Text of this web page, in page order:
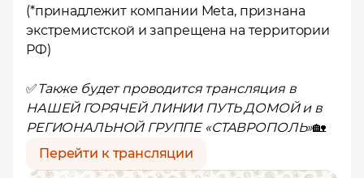
(*принадлежит компании Meta, признана
экстремистской и запрещена на территории
РФ)
✅Также будет проводится трансляция в
НАШЕЙ ГОРЯЧЕЙ ЛИНИИ ПУТЬ ДОМОЙи в
РЕГИОНАЛЬНОЙ ГРУППЕ «СТАВРОПОЛЬ»🏡
Перейти к трансляции